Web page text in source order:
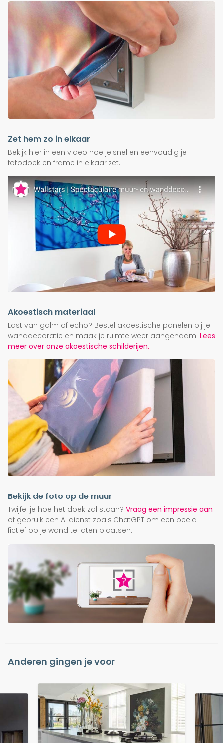
Zet hem zo in elkaar
Bekijk hier in een video hoe je snel en eenvoudig je
fotodoek en frame in elkaar zet.
Akoestisch materiaal
Last van galm of echo? Bestel akoestische panelen bij je
wanddecoratie en maak je ruimte weer aangenaam! Lees
meer over onze akoestische schilderijen.
Bekijk de foto op de muur
Twijfel je hoe het doek zal staan? Vraag een impressie aan
of gebruik een AI dienst zoals ChatGPT om een beeld
fictief op je wand te laten plaatsen.
Anderen gingen je voor